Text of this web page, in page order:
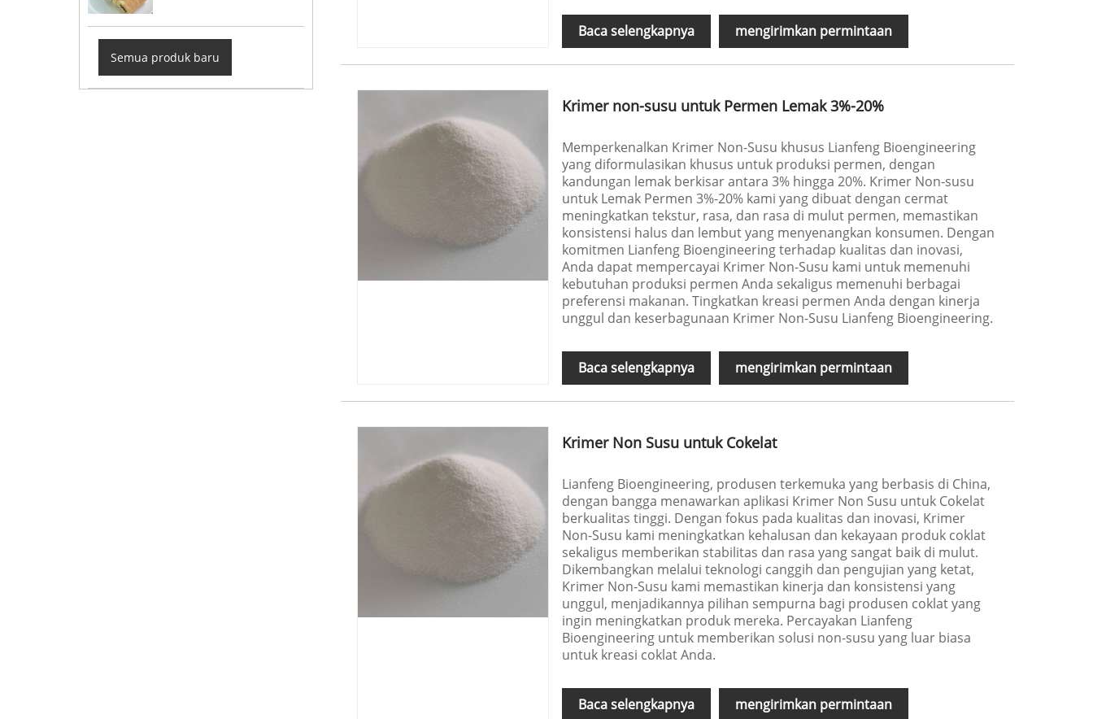
Semua produk baru
Baca selengkapnya mengirimkan permintaan
Krimer non-susu untuk Permen Lemak 3%-20%
Memperkenalkan Krimer Non-Susu khusus Lianfeng Bioengineering
yang diformulasikan khusus untuk produksi permen, dengan
kandungan lemak berkisar antara 3% hingga 20%. Krimer Non-susu
untuk Lemak Permen 3%-20% kami yang dibuat dengan cermat
meningkatkan tekstur, rasa, dan rasa di mulut permen, memastikan
konsistensi halus dan lembut yang menyenangkan konsumen. Dengan
komitmen Lianfeng Bioengineering terhadap kualitas dan inovasi,
Anda dapat mempercayai Krimer Non-Susu kami untuk memenuhi
kebutuhan produksi permen Anda sekaligus memenuhi berbagai
preferensi makanan. Tingkatkan kreasi permen Anda dengan kinerja
unggul dan keserbagunaan Krimer Non-Susu Lianfeng Bioengineering.
Baca selengkapnya mengirimkan permintaan
Krimer Non Susu untuk Cokelat
Lianfeng Bioengineering, produsen terkemuka yang berbasis di China,
dengan bangga menawarkan aplikasi Krimer Non Susu untuk Cokelat
berkualitas tinggi. Dengan fokus pada kualitas dan inovasi, Krimer
Non-Susu kami meningkatkan kehalusan dan kekayaan produk coklat
sekaligus memberikan stabilitas dan rasa yang sangat baik di mulut.
Dikembangkan melalui teknologi canggih dan pengujian yang ketat,
Krimer Non-Susu kami memastikan kinerja dan konsistensi yang
unggul, menjadikannya pilihan sempurna bagi produsen coklat yang
ingin meningkatkan produk mereka. Percayakan Lianfeng
Bioengineering untuk memberikan solusi non-susu yang luar biasa
untuk kreasi coklat Anda.
Baca selengkapnya mengirimkan permintaan